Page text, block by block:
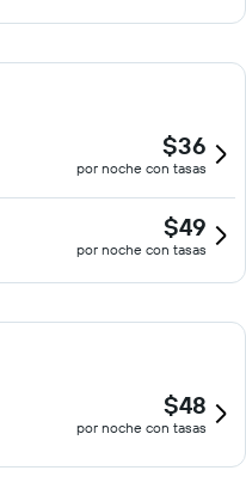
$36
por noche con tasas
$49
por noche con tasas
$48
por noche con tasas